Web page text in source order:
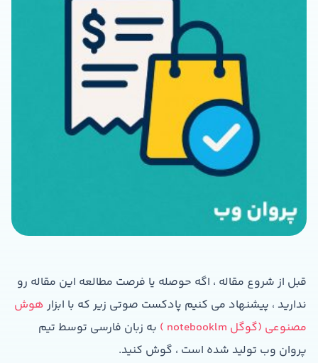
قبل از شروع مقاله ، اگه حوصله یا فرصت مطالعه این مقاله رو
ندارید ، پیشنهاد می کنیم پادکست صوتی زیر که با ابزار هوش
مصنوعی (گوگل notebooklm )
به زبان فارسی توسط تیم
پروان وب تولید شده است ، گوش کنید.